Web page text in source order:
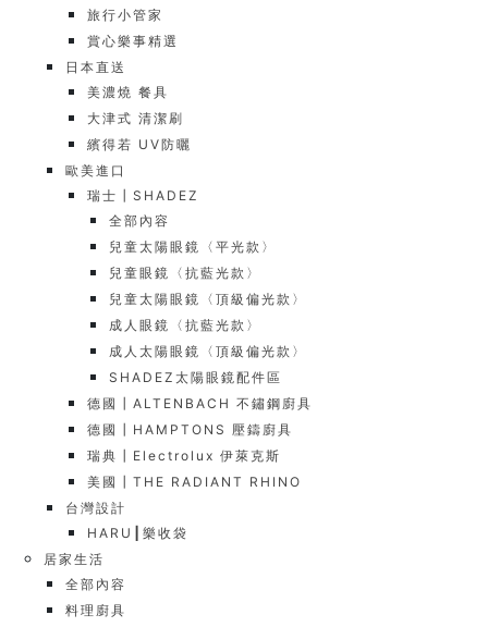
旅行小管家
賞心樂事精選
日本直送
美濃燒 餐具
大津式 清潔刷
繽得若 UV防曬
歐美進口
瑞士┃SHADEZ
全部內容
兒童太陽眼鏡〈平光款〉
兒童眼鏡〈抗藍光款〉
兒童太陽眼鏡〈頂級偏光款〉
成人眼鏡〈抗藍光款〉
成人太陽眼鏡〈頂級偏光款〉
SHADEZ太陽眼鏡配件區
德國┃ALTENBACH 不鏽鋼廚具
德國┃HAMPTONS 壓鑄廚具
瑞典┃Electrolux 伊萊克斯
美國┃THE RADIANT RHINO
台灣設計
HARU┃樂收袋
居家生活
全部內容
料理廚具